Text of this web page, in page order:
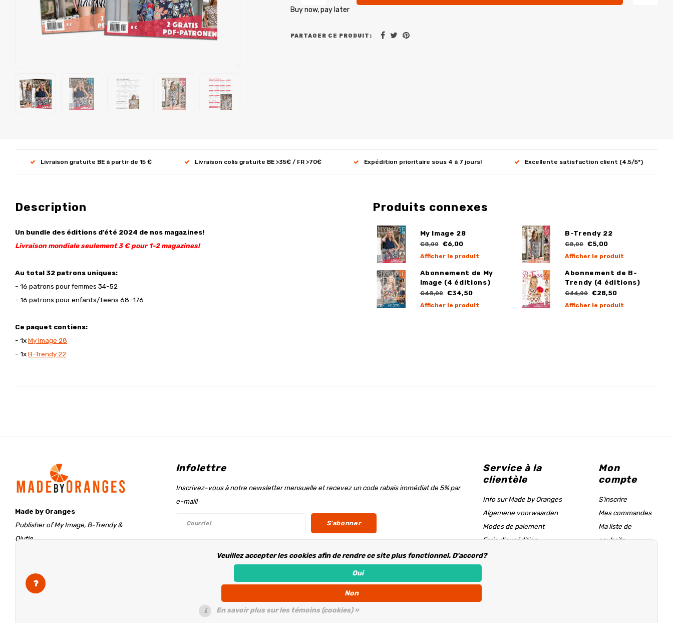
Buy now, pay later
PARTAGER CE PRODUIT:
Livraison gratuite BE à partir de 15 € Livraison colis gratuite BE >35€ / FR >70€ Expédition prioritaire sous 4 à 7 jours! Excellente satisfaction client (4.5/5*)
Description
Un bundle des éditions d'été 2024 de nos magazines!
Livraison mondiale seulement 3 € pour 1-2 magazines!
Au total 32 patrons uniques:
- 16 patrons pour femmes 34-52
- 16 patrons pour enfants/teens 68-176
Ce paquet contiens:
- 1xMy Image 28
- 1xB-Trendy 22
Produits connexes
My Image 28
€8,00 €6,00
Afficher le produit
B-Trendy 22
€8,00 €5,00
Afficher le produit
Abonnement de My
Image (4 éditions)
€48,00 €34,50
Afficher le produit
Abonnement de B-
Trendy (4 éditions)
€44,00 €28,50
Afficher le produit
Made by Oranges
Publisher of My Image, B-Trendy &
Qjutie
The Netherlands
info@madebyoranges.com
Infolettre
Inscrivez-vous à notre newsletter mensuelle et recevez un code rabais immédiat de 5% par
e-mail!
S'abonner
Suivez-nous
Service à la
clientèle
Info sur Made by Oranges
Algemene voorwaarden
Modes de paiement
Frais d'expédition
Tableau des tailles & page d'aide
Mon
compte
S'inscrire
Mes commandes
Ma liste de
souhaits
Veuillez accepter les cookies afin de rendre ce site plus fonctionnel. D'accord?
Oui
Non
En savoir plus sur les témoins (cookies) »